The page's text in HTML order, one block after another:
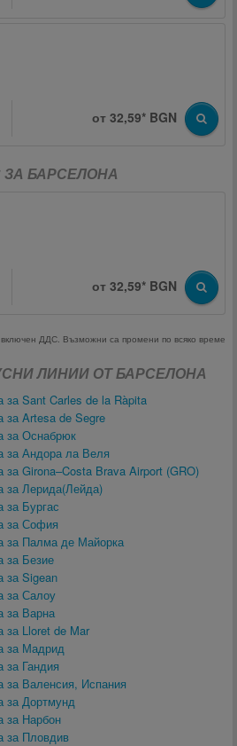
от 32,59* BGN
БАРСЕЛОНА
от 32,59* BGN
ДДС. Възможни са промени по всяко време
ЛИНИИ ОТ БАРСЕЛОНА
за Sant Carles de la Ràpita
за Artesa de Segre
за Оснабрюк
за Андора ла Веля
за Girona–Costa Brava Airport (GRO)
за Лерида(Лейда)
за Бургас
за София
за Палма де Майорка
за Безие
за Sigean
за Салоу
за Варна
за Lloret de Mar
за Мадрид
за Гандия
за Валенсия, Испания
за Дортмунд
за Нарбон
за Пловдив